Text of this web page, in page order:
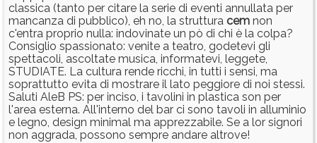
classica (tanto per citare la serie di eventi annullata per
mancanza di pubblico), eh no, la struttura cem non
c'entra proprio nulla: indovinate un pò di chi è la colpa?
Consiglio spassionato: venite a teatro, godetevi gli
spettacoli, ascoltate musica, informatevi, leggete,
STUDIATE. La cultura rende ricchi, in tutti i sensi, ma
soprattutto evita di mostrare il lato peggiore di noi stessi.
Saluti AleB PS: per inciso, i tavolini in plastica son per
l'area esterna. All'interno del bar ci sono tavoli in alluminio
e legno, design minimal ma apprezzabile. Se a lor signori
non aggrada, possono sempre andare altrove!